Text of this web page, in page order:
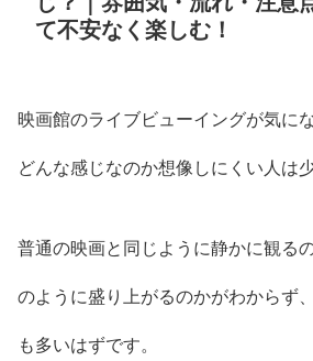
て不安なく楽しむ！
映画館のライブビューイングが気に
どんな感じなのか想像しにくい人は
普通の映画と同じように静かに観る
のように盛り上がるのかがわからず
も多いはずです。